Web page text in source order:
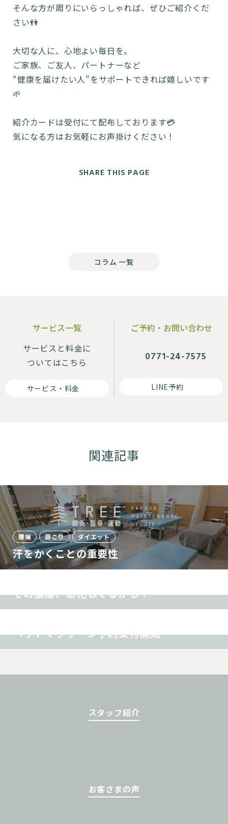
そんな方が周りにいらっしゃれば、ぜひご紹介くだ
さい👫
大切な人に、心地よい毎日を。
ご家族、ご友人、パートナーなど
“健康を届けたい人”をサポートできれば嬉しいです
🌱
紹介カードは受付にて配布しております💳
気になる方はお気軽にお声掛けください！
SHARE THIS PAGE
コラム 一覧
サービス一覧
サービスと料金に
ついてはこちら
サービス・料金
ご予約・お問い合わせ
0771-24-7575
LINE予約
関連記事
腰痛 肩こり ダイエット
汗をかくことの重要性
その腰痛、悪化してるかも？
ヘッドマッサージ予約受付開始
スタッフ紹介
お客さまの声